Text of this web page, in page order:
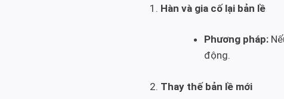
Hàn và gia cố lại bản lề
Phương pháp:
động.
Thay thế bản lề mới